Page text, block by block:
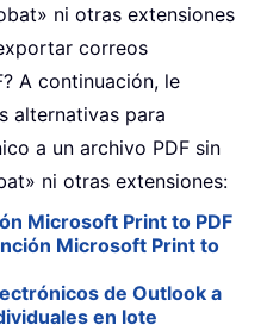
ni otras extensiones
correos
A continuación, le
alternativas para
a un archivo PDF sin
ni otras extensiones:
Microsoft Print to PDF
Microsoft Print to
de Outlook a
en lote